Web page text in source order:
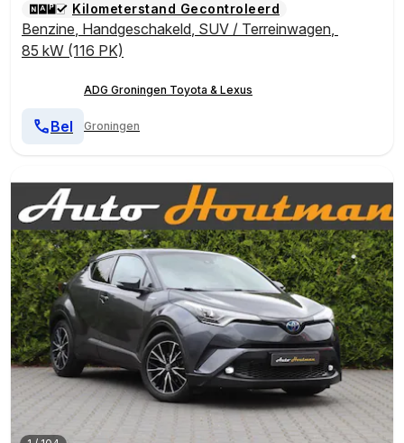
Kilometerstand Gecontroleerd
Benzine, Handgeschakeld, SUV / Terreinwagen,
85 kW (116 PK)
ADG Groningen Toyota & Lexus
Groningen
Bel